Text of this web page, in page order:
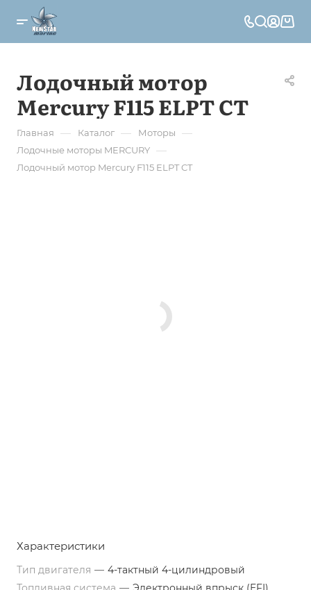
Лодочный мотор
Mercury F115 ELPT CT
Главная — Каталог — Моторы —
Лодочные моторы MERCURY —
Лодочный мотор Mercury F115 ELPT CT
Характеристики
Тип двигателя — 4-тактный 4-цилиндровый